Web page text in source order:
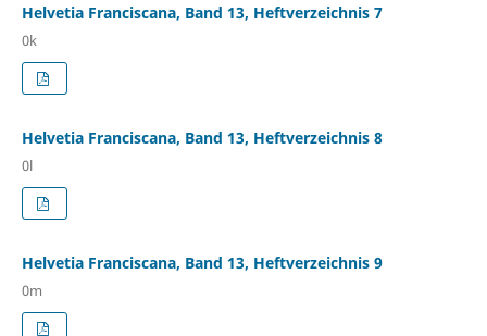
Helvetia Franciscana, Band 13, Heftverzeichnis 7
0k
Helvetia Franciscana, Band 13, Heftverzeichnis 8
0l
Helvetia Franciscana, Band 13, Heftverzeichnis 9
0m